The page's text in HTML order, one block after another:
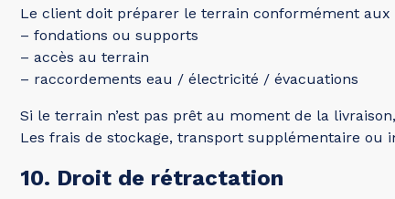
Le client doit préparer le terrain conformément
– fondations ou supports
– accès au terrain
– raccordements eau / électricité / évacuations
Si le terrain n’est pas prêt au moment de la
Les frais de stockage, transport supplémentaire
10. Droit de rétractation